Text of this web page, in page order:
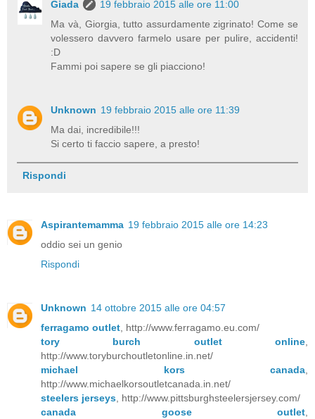
Giada
19 febbraio 2015 alle ore 11:00
Ma và, Giorgia, tutto assurdamente zigrinato! Come se
volessero davvero farmelo usare per pulire, accidenti!
:D
Fammi poi sapere se gli piacciono!
Unknown 19 febbraio 2015 alle ore 11:39
Ma dai, incredibile!!!
Si certo ti faccio sapere, a presto!
Rispondi
Aspirantemamma 19 febbraio 2015 alle ore 14:23
oddio sei un genio
Rispondi
Unknown 14 ottobre 2015 alle ore 04:57
ferragamo outlet , http://www.ferragamo.eu.com/
tory burch outlet online
http://www.toryburchoutletonline.in.net/
michael kors canada
http://www.michaelkorsoutletcanada.in.net/
steelers jerseys , http://www.pittsburghsteelersjersey.com/
canada goose outlet